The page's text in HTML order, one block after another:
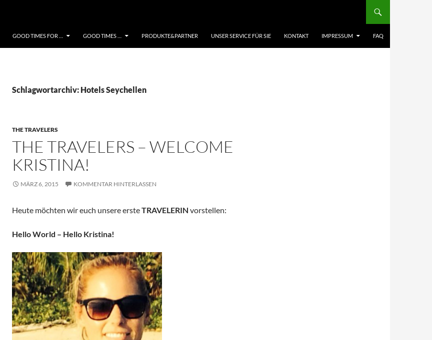
GOOD TIMES FOR … GOOD TIMES … PRODUKTE&PARTNER UNSER SERVICE FÜR SIE KONTAKT IMPRESSUM FAQ
Schlagwortarchiv: Hotels Seychellen
THE TRAVELERS
THE TRAVELERS – WELCOME
KRISTINA!
MÄRZ 6, 2015 KOMMENTAR HINTERLASSEN
Heute möchten wir euch unsere ersteTRAVELERIN vorstellen:
Hello World – Hello Kristina!